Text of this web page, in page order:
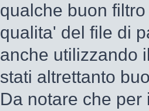
qualche buon
qualita' del file di
anche utilizzando
stati altrettanto
Da notare che